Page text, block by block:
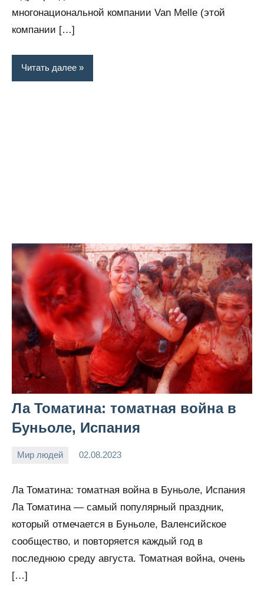
многонациональной компании Van Melle (этой
компании […]
Читать далее
Ла Томатина: томатная война в
Буньоле, Испания
Мир людей 02.08.2023
Snow_owl
Ла Томатина: томатная война в Буньоле, Испания
Ла Томатина — самый популярный праздник,
который отмечается в Буньоле, Валенсийское
сообщество, и повторяется каждый год в
последнюю среду августа. Томатная война, очень
[…]